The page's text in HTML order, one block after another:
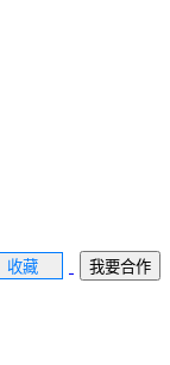
收藏 我要合作